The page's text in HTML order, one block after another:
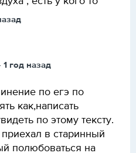
1 год назад
по егэ по
как,написать
по этому тексту.
в старинный
полюбоваться на